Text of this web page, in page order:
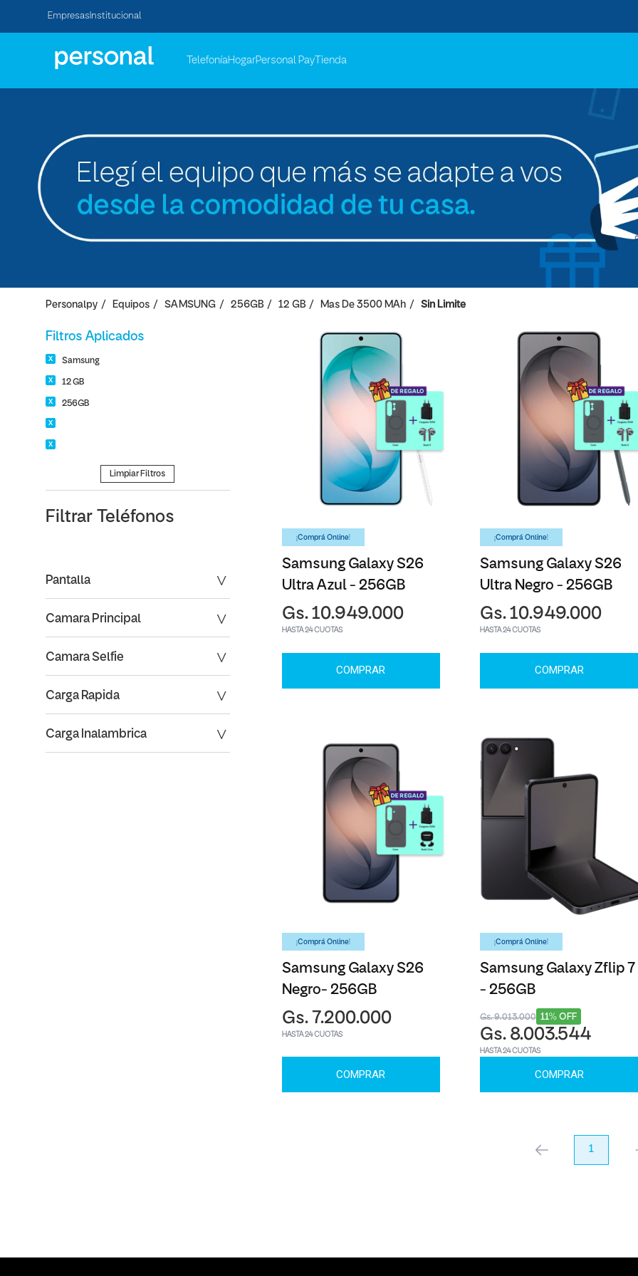
Empresas Institucional
TelefoníaHogarPersonal Pay Tienda
Personalpy Equipos SAMSUNG 256GB 12 GB Mas De 3500 MAh Sin Limite
Filtros Aplicados
Samsung
12 GB
256GB
Limpiar Filtros
Filtrar Teléfonos
Pantalla
Carga Rapida
Camara Principal
Carga Inalambrica
Camara Selfie
¡Comprá Online!
Samsung Galaxy S26
Ultra Azul - 256GB
Gs. 10.949.000
HASTA 24 CUOTAS
COMPRAR
¡Comprá Online!
Samsung Galaxy S26
Ultra Negro - 256GB
Gs. 10.949.000
HASTA 24 CUOTAS
COMPRAR
¡Comprá Online!
Samsung Galaxy S26
Negro- 256GB
Gs. 7.200.000
HASTA 24 CUOTAS
COMPRAR
¡Comprá Online!
Samsung Galaxy Zflip 7
- 256GB
11% OFF
Gs. 9.013.000
Gs. 8.003.544
HASTA 24 CUOTAS
COMPRAR
anterior 1